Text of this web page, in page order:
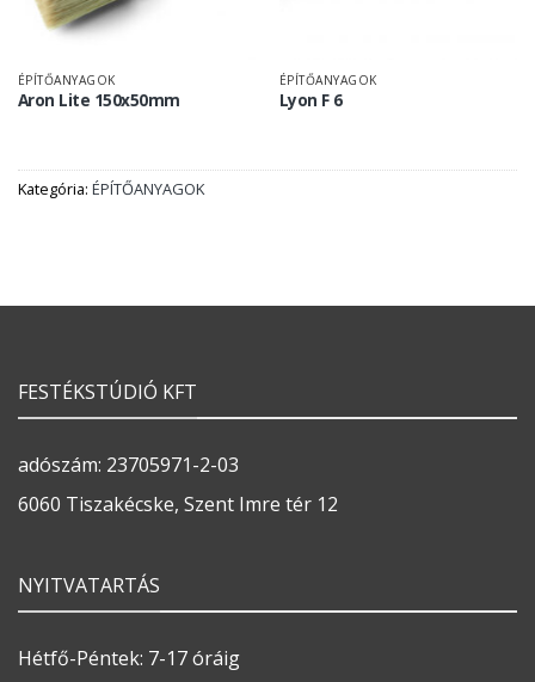
ÉPÍTŐANYAGOK
Aron Lite 150x50mm
ÉPÍTŐANYAGOK
Lyon F 6
Kategória: ÉPÍTŐANYAGOK
FESTÉKSTÚDIÓ KFT
adószám: 23705971-2-03
6060 Tiszakécske, Szent Imre tér 12
NYITVATARTÁS
Hétfő-Péntek: 7-17 óráig